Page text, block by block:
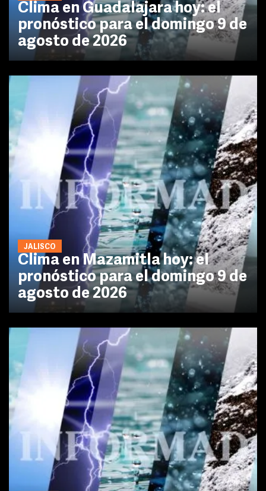
Clima en Guadalajara hoy: el
pronóstico para el domingo 9 de
agosto de 2026
JALISCO
Clima en Mazamitla hoy: el
pronóstico para el domingo 9 de
agosto de 2026